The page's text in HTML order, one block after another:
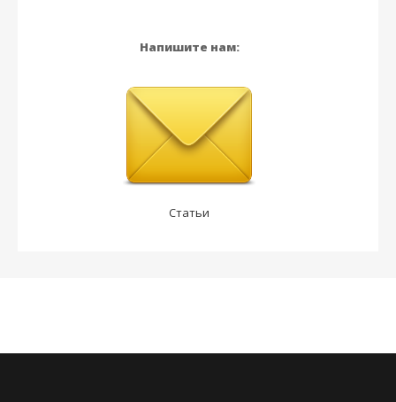
Напишите нам:
Статьи